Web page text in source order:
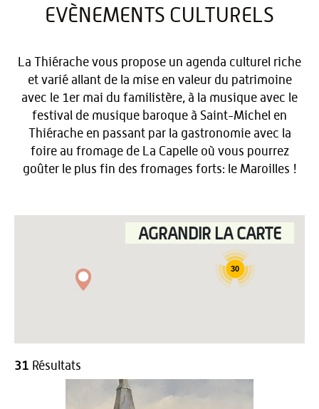
EVÈNEMENTS CULTURELS
La Thiérache vous propose un agenda culturel riche
et varié allant de la mise en valeur du patrimoine
avec le 1er mai du familistère, à la musique avec le
festival de musique baroque à Saint-Michel en
Thiérache en passant par la gastronomie avec la
foire au fromage de La Capelle où vous pourrez
goûter le plus fin des fromages forts: le Maroilles !
30
AGRANDIR LA CARTE
31 Résultats